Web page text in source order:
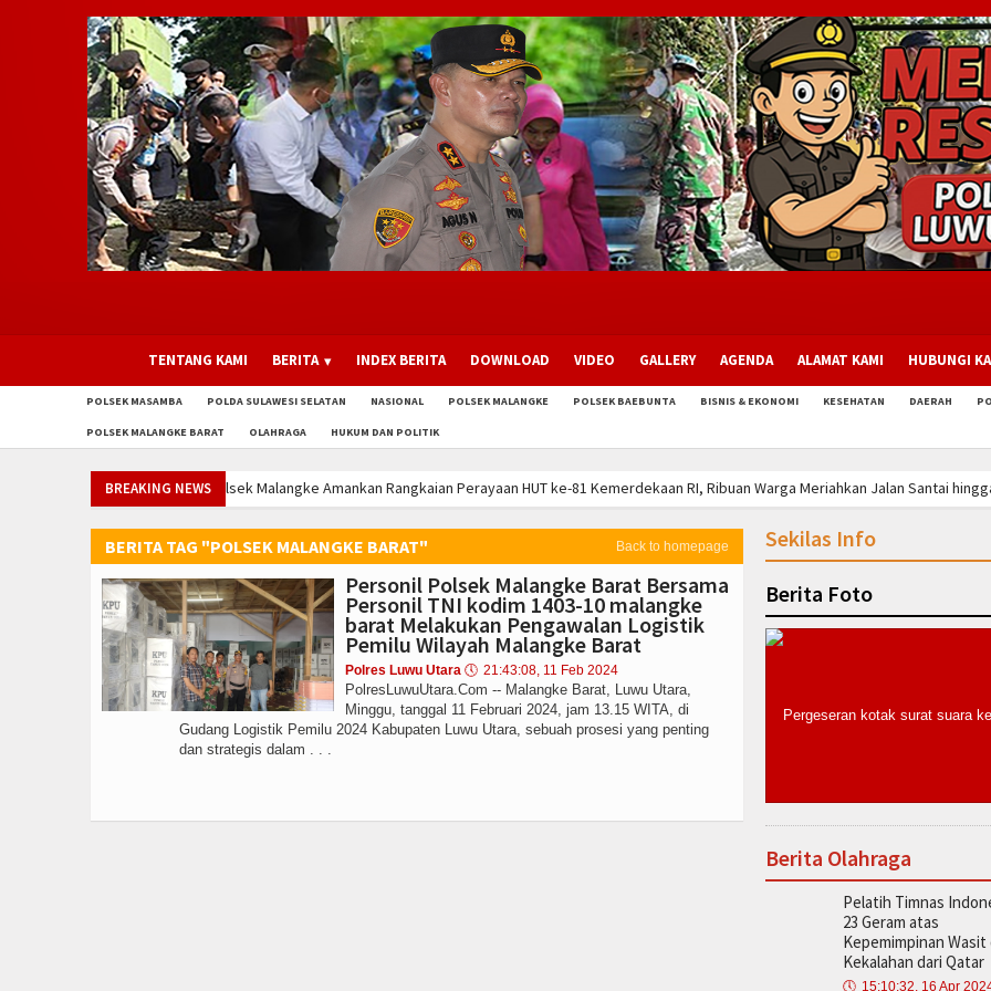
TENTANG KAMI BERITA INDEX BERITA DOWNLOAD VIDEO GALLERY AGENDA ALAMAT KAMI HUBUNGI
POLSEK MASAMBA POLDA SULAWESI SELATAN NASIONAL POLSEK MALANGKE POLSEK BAEBUNTA BISNIS & EKONOMI KESEHATAN DAERAH
POLSEK MALANGKE BARAT OLAHRAGA HUKUM DAN POLITIK
BREAKING NEWS
Perayaan HUT ke-81 Kemerdekaan RI, Ribuan Warga Meriahkan Jalan Santai hingga Porseni Program Dukung Taruna Bakti Akpol, Polres
Jagung Kuartal III di Sidrap, Dukung Swasembada Pangan Nasional
Personel Perkuat Kinerja, Bag SDM Polres Luwu Utara Gelar Supervisi
Akpol, Polres Luwu Utara Sambut Kedatangan Taruna di Sekolah Rakyat Terintegrasi 68
Satlantas Polres Luwu Utara Latih 28 Polisi Cilik,
Pejabat Utama dan Kapolres Jajaran Serta Lantik Karolog dan Kapolresta Gowa
Kurang dari 24 Jam, Tim URC Satreskrim Polres Luwu Utara
OLEH PIHAK PIHAK TERGANGGU KENYAMANANNYA\\\"
Polsek Malangke Amankan Rangkaian Perayaan HUT ke-81 Kemerdekaan RI, Ribuan
Sipropam Polres Luwu Utara Hentikan Penyelidikan Dugaan Perselingkuhan Oknum Anggota
Perkuat Sinergitas Tiga Pilar, Bhabinkamtibmas
Jagung Kuartal III di Sidrap, Dukung Swasembada Pangan Nasional
Personel Perkuat Kinerja, Bag SDM Polres Luwu Utara Gelar Supervisi
Back to homepage
BERITA TAG "POLSEK MALANGKE BARAT"
Personil Polsek Malangke Barat Bersama
Personil TNI kodim 1403-10 malangke
barat Melakukan Pengawalan Logistik
Pemilu Wilayah Malangke Barat
Polres Luwu Utara 🕔 21:43:08, 11 Feb 2024
PolresLuwuUtara.Com -- Malangke Barat, Luwu Utara,
Minggu, tanggal 11 Februari 2024, jam 13.15 WITA, di
Gudang Logistik Pemilu 2024 Kabupaten Luwu Utara, sebuah prosesi yang penting
dan strategis dalam . . .
Sekilas Info
Berita Foto
Berita Olahraga
Pelatih Timnas
23 Geram atas
Kepemimpinan Wasit
Kekalahan dari Qatar
🕔 15:10:32, 16 Apr